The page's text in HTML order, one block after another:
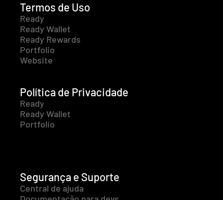
Termos de Uso
Ready
Ready Wallet
Ready Rewards
Portfolio
Website
Política de Privacidade
Ready
Ready Wallet
Portfolio
Segurança e Suporte
Central de ajuda